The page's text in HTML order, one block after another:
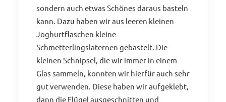
sondern auch etwas Schönes daraus basteln
kann. Dazu haben wir aus leeren kleinen
Joghurtflaschen kleine
Schmetterlingslaternen gebastelt. Die
kleinen Schnipsel, die wir immer in einem
Glas sammeln, konnten wir hierfür auch sehr
gut verwenden. Diese haben wir aufgeklebt,
dann die Flügel ausgeschnitten und